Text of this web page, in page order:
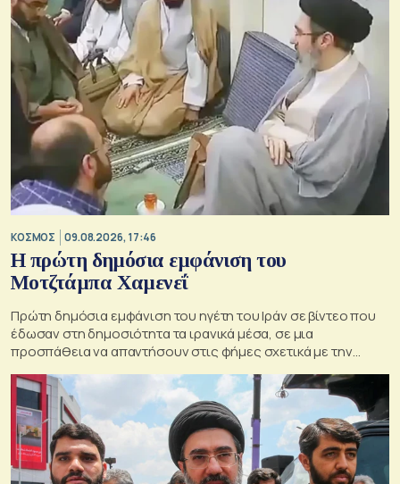
ΚΟΣΜΟΣ 09.08.2026, 17:46
Η πρώτη δημόσια εμφάνιση του
Μοτζτάμπα Χαμενεΐ
Πρώτη δημόσια εμφάνιση του ηγέτη του Ιράν σε βίντεο που
έδωσαν στη δημοσιότητα τα ιρανικά μέσα, σε μια
προσπάθεια να απαντήσουν στις φήμες σχετικά με την
κατάσταση της υγείας του